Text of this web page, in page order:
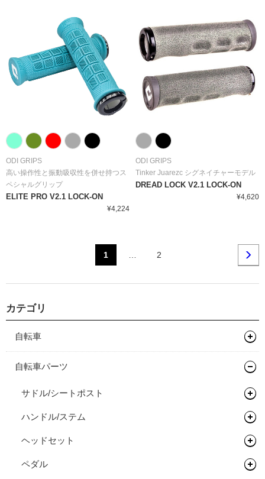
ODI GRIPS
高い操作性と振動吸収性を併せ持つス
ペシャルグリップ
ELITE PRO V2.1 LOCK-ON
¥4,224
ODI GRIPS
Tinker Juarezc シグネイチャーモデル
DREAD LOCK V2.1 LOCK-ON
¥4,620
1 2
カテゴリ
自転車
マウンテンバイク
自転車パーツ
サドル/シートポスト
サドル
シートポスト
ハンドル/ステム
ドロップバー
フラットバー
ヘッドセット
ヘッドセット
ペダル